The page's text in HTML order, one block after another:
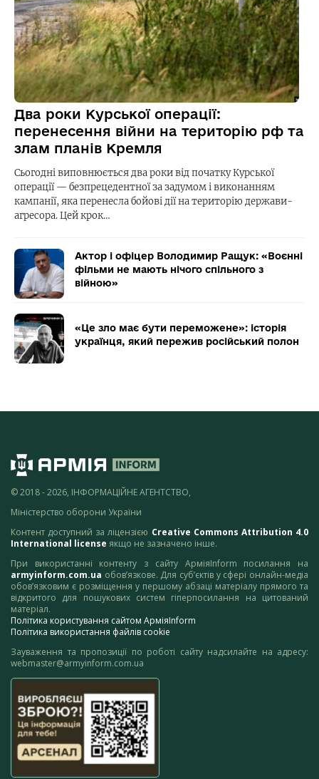
Два роки Курської операції:
перенесення війни на територію рф та
злам планів Кремля
Сьогодні виповнюється два роки від початку Курської
операції — безпрецедентної за задумом і виконанням
кампанії, яка перенесла бойові дії на територію держави-
агресора. Цей крок…
Актор і офіцер Володимир Ращук: «Воєнні
фільми не мають нічого спільного з
війною»
«Це зло має бути переможене»: історія
українця, який пережив російський полон
© 2018 - 2026, ІНФОРМАЦІЙНЕ АГЕНТСТВО,
Міністерство оборони України
Контент доступний за ліцензією Creative Commons Attribution 4.0
International license якщо не зазначено інше.
При використанні контенту з сайту АрміяInform посилання на
armyinform.com.ua обов’язкове. Для суб’єктів у сфері онлайн-медіа
обов’язковим є розміщення у першому абзаці матеріалу прямого та
відкритого для пошукових систем гіперпосилання на цитований
матеріал.
Політика користування сайтом АрміяInform
Політика використання файлів cookie
Зауваження та пропозиції по роботі сайту надсилайте на адресу:
webmaster@armyinform.com.ua